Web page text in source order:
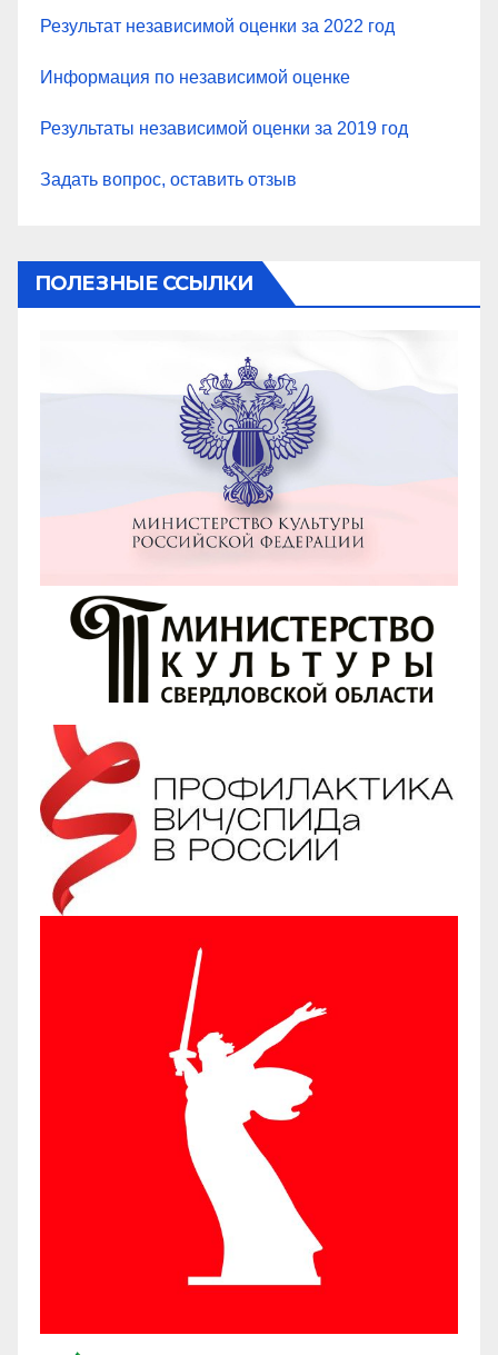
Результат независимой оценки за 2022 год
Информация по независимой оценке
Результаты независимой оценки за 2019 год
Задать вопрос, оставить отзыв
ПОЛЕЗНЫЕ ССЫЛКИ